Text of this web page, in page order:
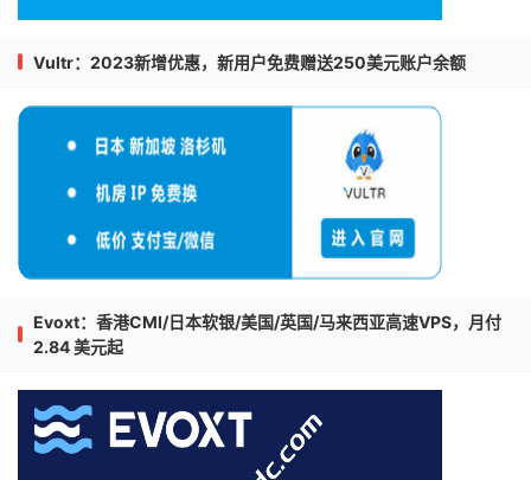
Vultr：2023新增优惠，新用户免费赠送250美元账户余额
Evoxt：香港CMI/日本软银/美国/英国/马来西亚高速VPS，月付
2.84 美元起